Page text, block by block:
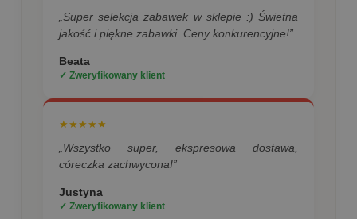
„Super selekcja zabawek w sklepie :) Świetna
jakość i piękne zabawki. Ceny konkurencyjne!”
Beata
✓ Zweryfikowany klient
★★★★★
„Wszystko super, ekspresowa dostawa,
córeczka zachwycona!”
Justyna
✓ Zweryfikowany klient